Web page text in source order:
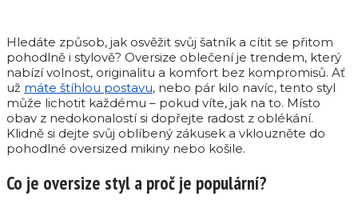
Hledáte způsob, jak osvěžit svůj šatník a cítit se přitom
pohodlně i stylově? Oversize oblečení je trendem, který
nabízí volnost, originalitu a komfort bez kompromisů. Ať
už máte štíhlou postavu, nebo pár kilo navíc, tento styl
může lichotit každému – pokud víte, jak na to. Místo
obav z nedokonalostí si dopřejte radost z oblékání.
Klidně si dejte svůj oblíbený zákusek a vklouzněte do
pohodlné oversized mikiny nebo košile.
Co je oversize styl a proč je populární?